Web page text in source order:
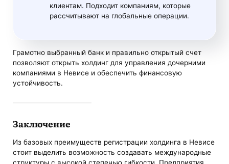
клиентам. Подходит компаниям, которые
рассчитывают на глобальные операции.
Грамотно выбранный банк и правильно открытый счет
позволяют открыть холдинг для управления дочерними
компаниями в Невисе и обеспечить финансовую
устойчивость.
Заключение
Из базовых преимуществ регистрации холдинга в Невисе
стоит выделить возможность создавать международные